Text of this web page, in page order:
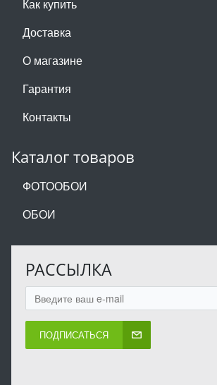
Как купить
Доставка
О магазине
Гарантия
Контакты
Каталог товаров
ФОТООБОИ
ОБОИ
РАССЫЛКА
ПОДПИСАТЬСЯ